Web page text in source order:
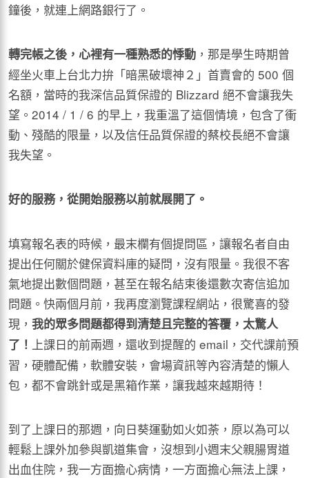
鐘後，就連上網路銀行了。
轉完帳之後，心裡有一種熟悉的悸動 ，那是學生時期曾
經坐火車上台北力拚「暗黑破壞神２」首賣會的 500 個
名額，當時的我深信品質保證的 Blizzard 絕不會讓我失
望。2014 / 1 / 6 的早上，我重溫了這個情境，包含了衝
動、殘酷的限量，以及信任品質保證的蔡校長絕不會讓
我失望。
好的服務，從開始服務以前就展開了。
填寫報名表的時候，最末欄有個提問區，讓報名者自由
提出任何關於健保資料庫的疑問，沒有限量。我很不客
氣地提出數個問題，甚至在報名結束後還數次寄信追加
問題。快兩個月前，我再度瀏覽課程網站，很驚喜的發
現， 我的眾多問題都得到清楚且完整的答覆，太驚人
了！ 上課日的前兩週，還收到提醒的 email，交代課前預
習，硬體配備，軟體安裝，會場資訊等內容清楚的懶人
包，都不會跳針或是黑箱作業，讓我越來越期待！
到了上課日的那週，向日葵運動如火如荼，原以為可以
輕鬆上課外加參與凱道集會，沒想到小週末父親腸胃道
出血住院，我一方面擔心病情，一方面擔心無法上課，